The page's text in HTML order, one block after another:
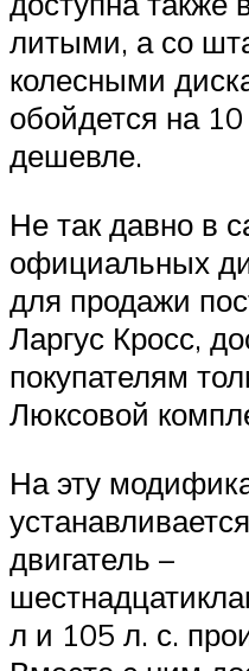
литыми, а со
колесными
обойдется на
дешевле.
Не так давно в
официальных
для продажи
Ларгус Кросс,
покупателям
Люксовой
На эту
двигатель –
л и 105 л. с.